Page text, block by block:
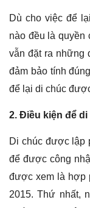
Dù cho việc để
nào đều là
vẫn đặt ra những
đảm bảo tính
để lại di chúc
2. Điều kiện để
Di chúc được lập
để được công
được xem là hợp
2015. Thứ nhất,